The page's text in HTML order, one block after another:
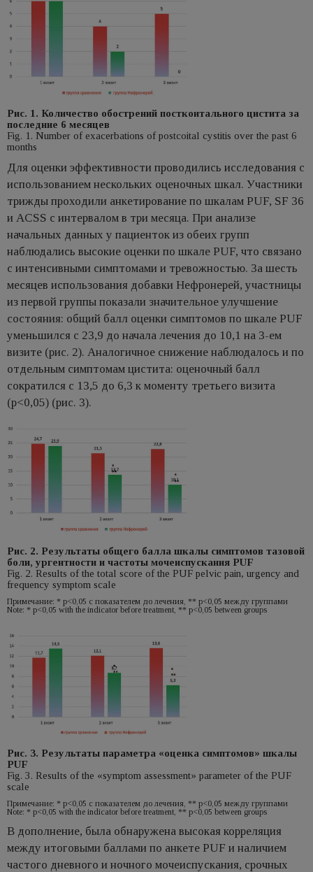
Рис. 1. Количество обострений посткоитального цистита за
последние 6 месяцев
Fig. 1. Number of exacerbations of postcoital cystitis over the past 6
months
Для оценки эффективности проводились исследования с
использованием нескольких оценочных шкал. Участники
трижды проходили анкетирование по шкалам PUF, SF 36
и ACSS с интервалом в три месяца. При анализе
начальных данных у пациенток из обеих групп
наблюдались высокие оценки по шкале PUF, что связано
с интенсивными симптомами и тревожностью. За шесть
месяцев использования добавки Нефронерей, участницы
из первой группы показали значительное улучшение
состояния: общий балл оценки симптомов по шкале PUF
уменьшился c 23,9 до начала лечения до 10,1 на 3-ем
визите (рис. 2). Аналогичное снижение наблюдалось и по
отдельным симптомам цистита: оценочный балл
сократился с 13,5 до 6,3 к моменту третьего визита
(p<0,05) (рис. 3).
Рис. 2. Результаты общего балла шкалы симптомов тазовой
боли, ургентности и частоты мочеиспускания PUF
Fig. 2. Results of the total score of the PUF pelvic pain, urgency and
frequency symptom scale
Примечание: * р<0,05 с показателем до лечения, ** р<0,05 между группами
Note: * p<0,05 with the indicator before treatment, ** p<0,05 between groups
Рис. 3. Результаты параметра «оценка симптомов» шкалы
PUF
Fig. 3. Results of the «symptom assessment» parameter of the PUF
scale
Примечание: * р<0,05 с показателем до лечения, ** р<0,05 между группами
Note: * p<0,05 with the indicator before treatment, ** p<0,05 between groups
В дополнение, была обнаружена высокая корреляция
между итоговыми баллами по анкете PUF и наличием
частого дневного и ночного мочеиспускания, срочных